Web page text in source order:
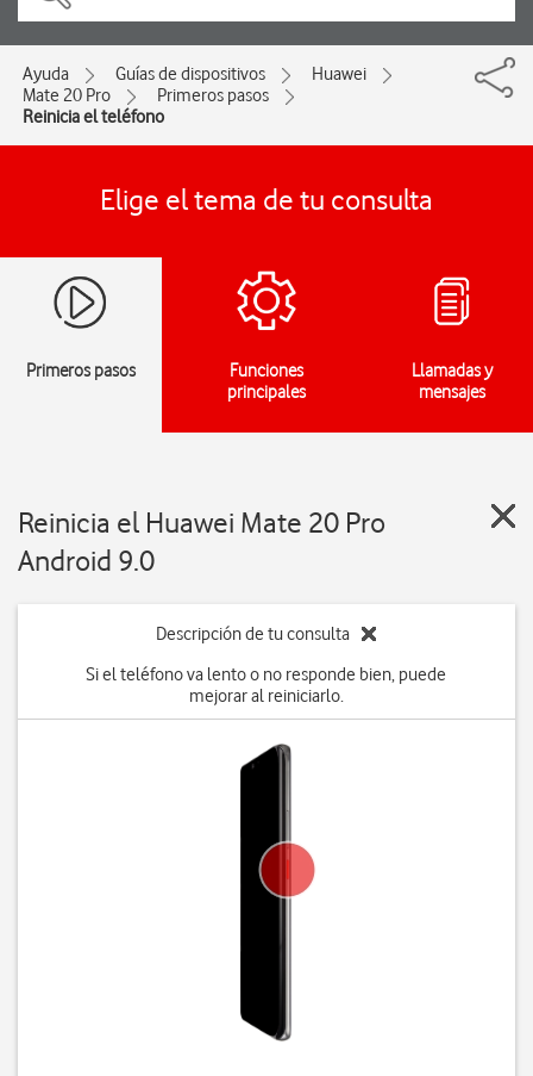
Ayuda Guías de dispositivos
Huawei
Mate 20 Pro
Primeros pasos
Reinicia el teléfono
Elige el tema de tu consulta
Primeros pasos
Funciones
principales
Llamadas y
mensajes
Reinicia el Huawei Mate 20 Pro
Android 9.0
Descripción de tu consulta
Si el teléfono va lento o no responde bien, puede
mejorar al reiniciarlo.